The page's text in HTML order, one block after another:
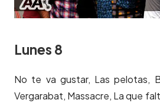
Lunes 8
No te va gustar, Las pelotas,
Vergarabat, Massacre, La que